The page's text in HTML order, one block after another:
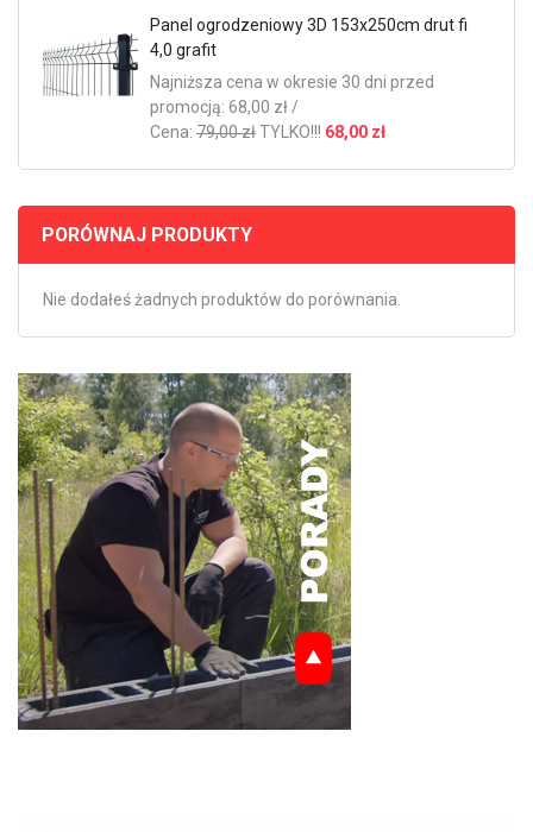
Panel ogrodzeniowy 3D 153x250cm drut fi
4,0 grafit
Najniższa cena w okresie 30 dni przed
promocją: 68,00 zł /
Cena: 79,00 złTYLKO!!! 68,00 zł
PORÓWNAJ PRODUKTY
Nie dodałeś żadnych produktów do porównania.